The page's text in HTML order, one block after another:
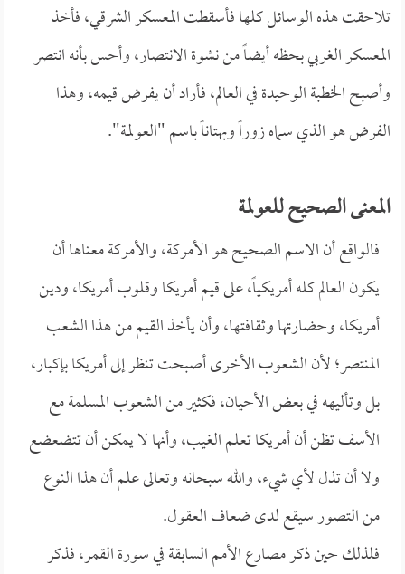
تلاحقت هذه الوسائل كلها فأسقطت المعسكر الشرقي، فأخذ
المعسكر الغربي بحظه أيضاً من نشوة الانتصار، وأحس بأنه انتصر
وأصبح الخطبة الوحيدة في العالم، فأراد أن يفرض قيمه، وهذا
الفرض هو الذي سماه زوراً وبهتاناً باسم "العولمة".
المعنى الصحيح للعولمة
فالواقع أن الاسم الصحيح هو الأمركة، والأمركة معناها أن
يكون العالم كله أمريكياً، على قيم أمريكا وقلوب أمريكا، ودين
أمريكا، وحضارتها وثقافتها، وأن يأخذ القيم من هذا الشعب
المنتصر؛ لأن الشعوب الأخرى أصبحت تنظر إلى أمريكا بإكبار،
بل وتأليهه في بعض الأحيان، فكثير من الشعوب المسلمة مع
الأسف تظن أن أمريكا تعلم الغيب، وأنها لا يمكن أن تتضعضع
ولا أن تذل لأي شيء، والله سبحانه وتعالى علم أن هذا النوع
من التصور سيقع لدى ضعاف العقول.
فلذلك حين ذكر مصارع الأمم السابقة في سورة القمر، فذكر